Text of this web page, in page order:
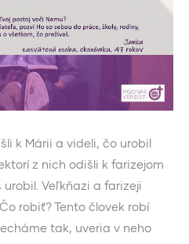
k Márii a videli, čo urobil
z nich odišli k farizejom
Veľkňazi a farizeji
robiť? Tento človek robí
tak, uveria v neho